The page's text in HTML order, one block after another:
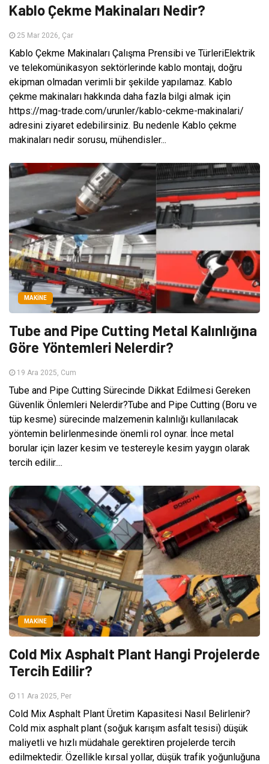
Kablo Çekme Makinaları Nedir?
25 Mar 2026, Çar
Kablo Çekme Makinaları Çalışma Prensibi ve TürleriElektrik
ve telekomünikasyon sektörlerinde kablo montajı, doğru
ekipman olmadan verimli bir şekilde yapılamaz. Kablo
çekme makinaları hakkında daha fazla bilgi almak için
https://mag-trade.com/urunler/kablo-cekme-makinalari/
adresini ziyaret edebilirsiniz. Bu nedenle Kablo çekme
makinaları nedir sorusu, mühendisler...
MAKINE
Tube and Pipe Cutting Metal Kalınlığına
Göre Yöntemleri Nelerdir?
19 Ara 2025, Cum
Tube and Pipe Cutting Sürecinde Dikkat Edilmesi Gereken
Güvenlik Önlemleri Nelerdir?Tube and Pipe Cutting (Boru ve
tüp kesme) sürecinde malzemenin kalınlığı kullanılacak
yöntemin belirlenmesinde önemli rol oynar. İnce metal
borular için lazer kesim ve testereyle kesim yaygın olarak
tercih edilir....
MAKINE
Cold Mix Asphalt Plant Hangi Projelerde
Tercih Edilir?
11 Ara 2025, Per
Cold Mix Asphalt Plant Üretim Kapasitesi Nasıl Belirlenir?
Cold mix asphalt plant (soğuk karışım asfalt tesisi) düşük
maliyetli ve hızlı müdahale gerektiren projelerde tercih
edilmektedir. Özellikle kırsal yollar, düşük trafik yoğunluğuna